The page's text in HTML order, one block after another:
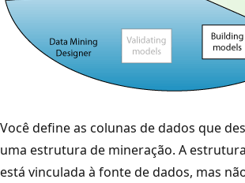
Você define as colunas de dados que
uma estrutura de mineração. A
está vinculada à fonte de dados, mas